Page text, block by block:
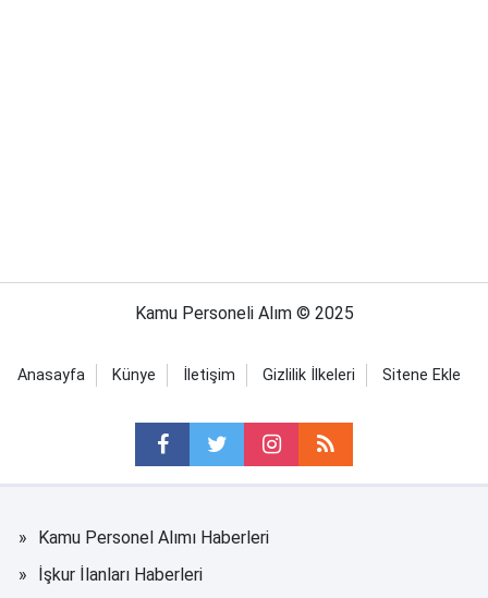
Kamu Personeli Alım © 2025
Anasayfa Künye İletişim Gizlilik İlkeleri Sitene Ekle
Kamu Personel Alımı Haberleri
İşkur İlanları Haberleri